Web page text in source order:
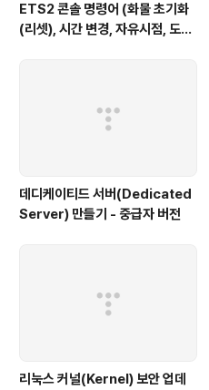
ETS2 콘솔 명령어 (화물 초기화
(리셋), 시간 변경, 자유시점, 도시
데디케이티드 서버(Dedicated
Server) 만들기 - 중급자 버전
리눅스 커널(Kernel) 보안 업데